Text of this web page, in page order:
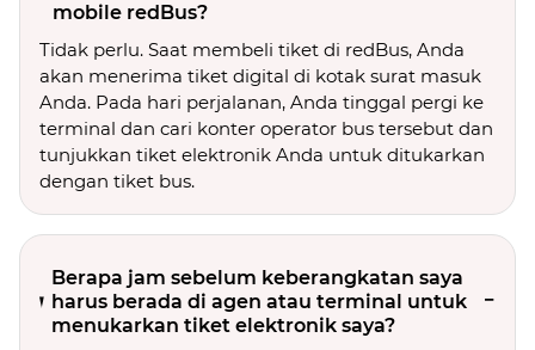
mobile redBus?
Tidak perlu. Saat membeli tiket di redBus, Anda
akan menerima tiket digital di kotak surat masuk
Anda. Pada hari perjalanan, Anda tinggal pergi ke
terminal dan cari konter operator bus tersebut dan
tunjukkan tiket elektronik Anda untuk ditukarkan
dengan tiket bus.
Berapa jam sebelum keberangkatan saya
harus berada di agen atau terminal untuk
menukarkan tiket elektronik saya?